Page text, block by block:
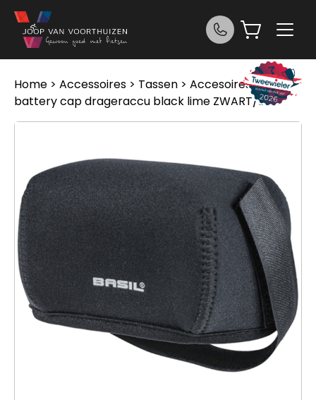
Ga naar de inhoud
Home > Accessoires > Tassen > Accesoires> Basil
battery cap drageraccu black lime ZWART/LIME